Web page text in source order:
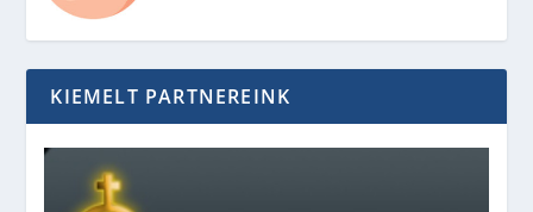
KIEMELT PARTNEREINK